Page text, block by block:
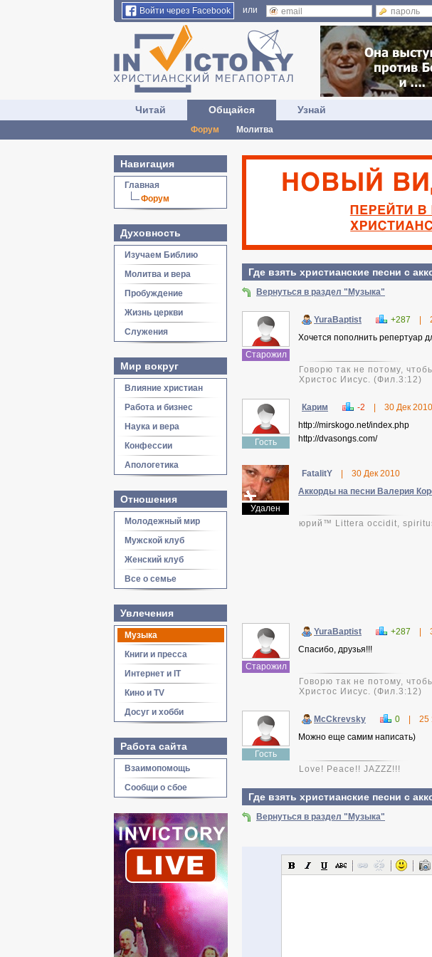
Войти через Facebook или
Читай Общайся
Форум Молитва
Узнай
Навигация
Главная
Форум
Духовность
Изучаем Библию
Молитва и вера
Пробуждение
Жизнь церкви
Служения
Мир вокруг
Влияние христиан
Работа и бизнес
Наука и вера
Конфессии
Апологетика
Отношения
Молодежный мир
Мужской клуб
Женский клуб
Все о семье
Увлечения
Музыка
Книги и пресса
Интернет и IT
Кино и TV
Досуг и хобби
Работа сайта
Взаимопомощь
Сообщи о сбое
Где взять христианские песни с
Вернуться в раздел "Музыка"
Старожил
YuraBaptist +287
Хочется пополнить репертуар
Говорю так не потому,
Христос Иисус. (Фил.3:12)
Гость
Карим -2 30 Дек 2010
http://mirskogo.net/index.php
http://dvasongs.com/
Удален
FatalitY 30 Дек 2010
Аккорды на песни Валерия
юpий™ Littera occidit,
Старожил
YuraBaptist +287
Спасибо, друзья!!!
Говорю так не потому,
Христос Иисус. (Фил.3:12)
Гость
McCkrevsky 0 25
Можно еще самим написать)
Love! Peace!! JAZZZ!!!
Где взять христианские песни с
Вернуться в раздел "Музыка"